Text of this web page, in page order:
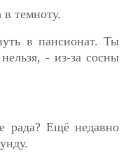
темноту.
в пансионат. Ты
- из-за сосны
Ещё недавно